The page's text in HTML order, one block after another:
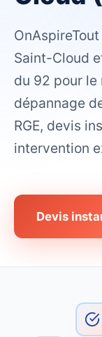
Saint-Cloud
du 92 pour
dépannage
RGE, devis
intervention
Devis